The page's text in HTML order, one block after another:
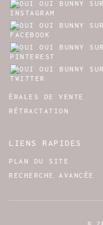
ÉRALES DE VENTE
RÉTRACTATION
LIENS RAPIDES
PLAN DU SITE
RECHERCHE AVANCÉE
©